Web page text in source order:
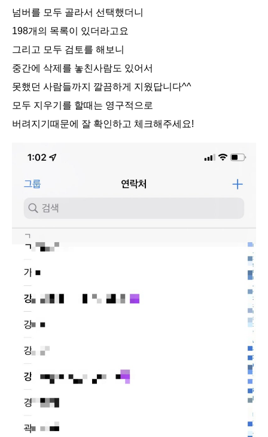
넘버를 모두 골라서 선택했더니
198개의 목록이 있더라고요
그리고 모두 검토를 해보니
중간에 삭제를 놓친사람도 있어서
못했던 사람들까지 깔끔하게 지웠답니다^^
모두 지우기를 할때는 영구적으로
버려지기때문에 잘 확인하고 체크해주세요!